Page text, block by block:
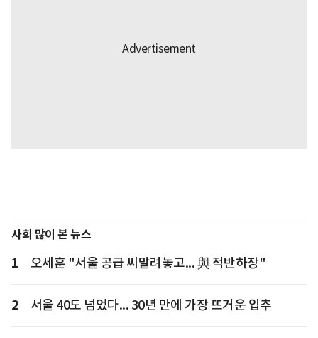
사회 많이 본 뉴스
1 오세훈 "서울 공급 씨말려놓고... 與 적반하장"
2 서울 40도 넘었다... 30년 만에 가장 뜨거운 입추